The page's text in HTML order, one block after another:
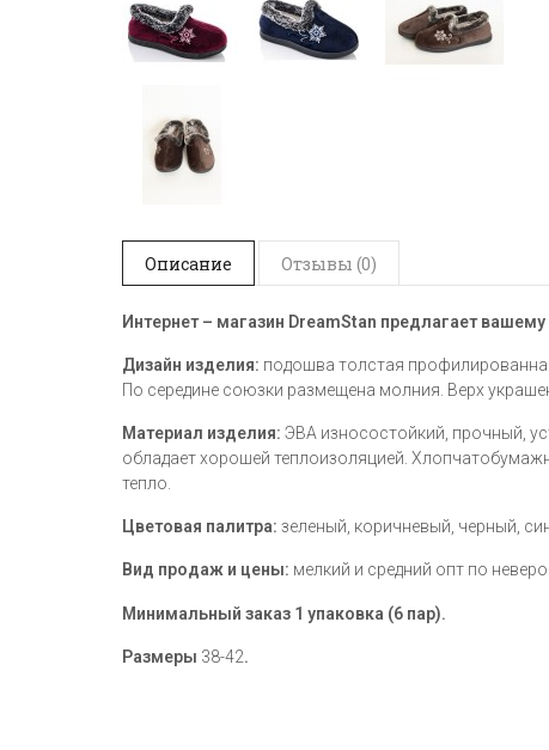
Описание Отзывы (0)
Интернет – магазин DreamStan предлагает
Дизайн изделия: подошва толстая
По середине союзки размещена молния. Верх
Материал изделия: ЭВА износостойкий, прочный,
обладает хорошей теплоизоляцией.
тепло.
Цветовая палитра: зеленый, коричневый, черный,
Вид продаж и цены: мелкий и средний опт по
Минимальный заказ 1 упаковка (6 пар).
Размеры 38-42.